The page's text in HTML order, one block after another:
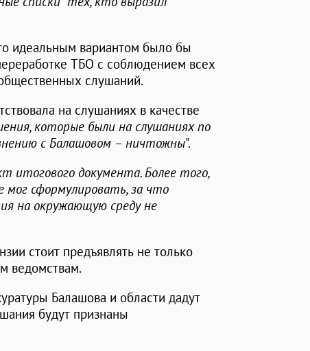
идеальным вариантом было бы
ТБО с соблюдением всех
слушаний.
на слушаниях в качестве
которые были на слушаниях по
с Балашовом – ничтожны".
итогового документа. Более того,
мог сформулировать, за что
на окружающую среду не
стоит предъявлять не только
ведомствам.
Балашова и области дадут
будут признаны